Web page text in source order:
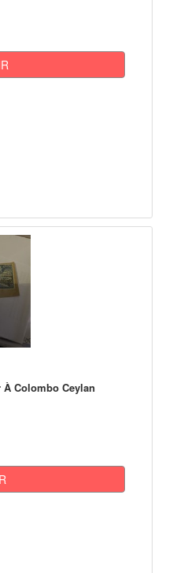
Colombo Ceylan